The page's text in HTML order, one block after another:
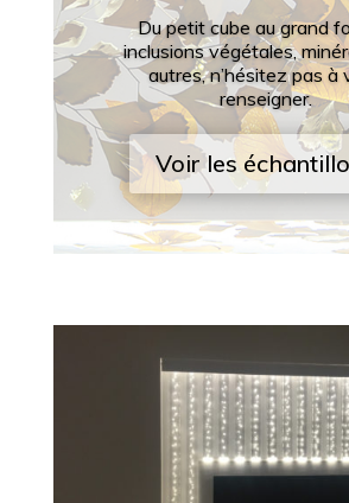
Du petit cube au grand
inclusions végétales,
autres, n’hésitez pas à
renseigner.
Voir les